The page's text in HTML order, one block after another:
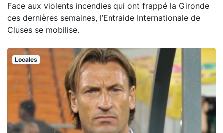
Face aux violents incendies qui ont frappé la Gironde
ces dernières semaines, l’Entraide Internationale de
Cluses se mobilise.
Locales